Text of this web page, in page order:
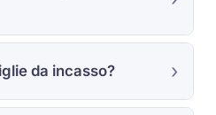
da incasso?